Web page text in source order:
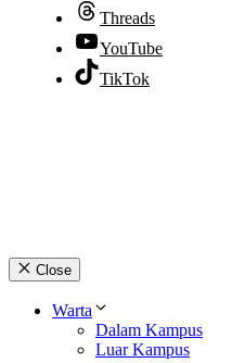
Threads
YouTube
TikTok
Close
Warta
Dalam Kampus
Luar Kampus